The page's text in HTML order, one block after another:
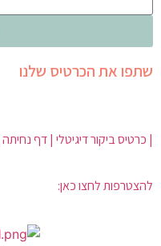
שתפו את הכרטיס שלנו
| כרטיס ביקור דיגיטלי | דף
להצטרפות לחצו כאן: